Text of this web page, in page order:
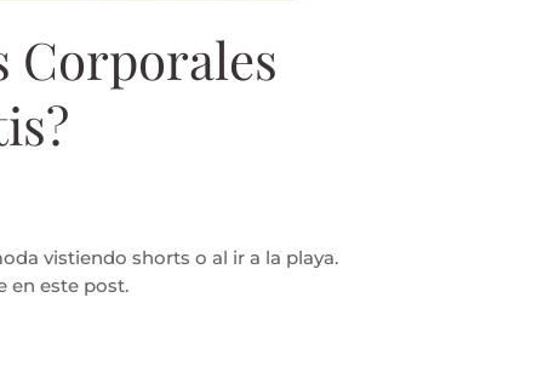
Corporales
vistiendo shorts o al ir a la playa.
en este post.